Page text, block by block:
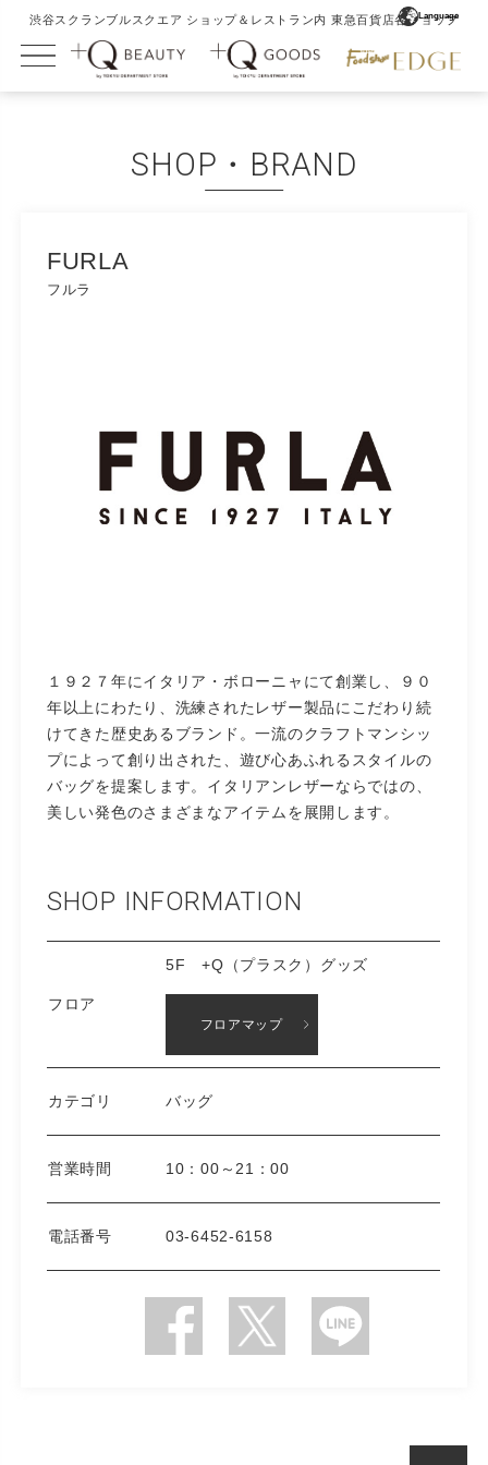
渋谷スクランブルスクエア ショップ＆レストラン内 東急百貨店各ショップ
Language
SHOP・BRAND
FURLA
フルラ
１９２７年にイタリア・ボローニャにて創業し、９０
年以上にわたり、洗練されたレザー製品にこだわり続
けてきた歴史あるブランド。一流のクラフトマンシッ
プによって創り出された、遊び心あふれるスタイルの
バッグを提案します。イタリアンレザーならではの、
美しい発色のさまざまなアイテムを展開します。
SHOP INFORMATION
フロア
5F +Q（プラスク）グッズ
フロアマップ
カテゴリ バッグ
営業時間 10：00～21：00
電話番号 03-6452-6158